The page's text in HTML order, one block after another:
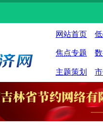
网站首页
焦点专题
主题策划